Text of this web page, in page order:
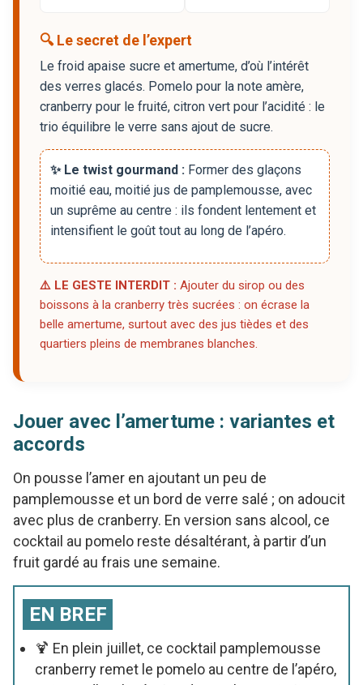
🔍 Le secret de l’expert
Le froid apaise sucre et amertume, d’où l’intérêt
des verres glacés. Pomelo pour la note amère,
cranberry pour le fruité, citron vert pour l’acidité : le
trio équilibre le verre sans ajout de sucre.
✨ Le twist gourmand : Former des glaçons
moitié eau, moitié jus de pamplemousse, avec
un suprême au centre : ils fondent lentement et
intensifient le goût tout au long de l’apéro.
⚠️ LE GESTE INTERDIT : Ajouter du sirop ou des
boissons à la cranberry très sucrées : on écrase la
belle amertume, surtout avec des jus tièdes et des
quartiers pleins de membranes blanches.
Jouer avec l’amertume : variantes et
accords
On pousse l’amer en ajoutant un peu de
pamplemousse et un bord de verre salé ; on adoucit
avec plus de cranberry. En version sans alcool, ce
cocktail au pomelo reste désaltérant, à partir d’un
fruit gardé au frais une semaine.
EN BREF
🍹 En plein juillet, ce cocktail pamplemousse
cranberry remet le pomelo au centre de l’apéro,